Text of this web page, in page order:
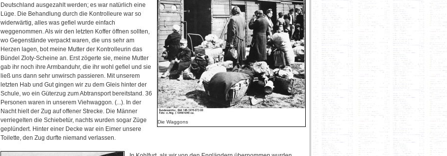
Die Waggons
Deutschland ausgezahlt werden; es war natürlich eine
Lüge. Die Behandlung durch die Kontrolleure war so
widerwärtig, alles was gefiel wurde einfach
weggenommen. Als wir den letzten Koffer öffnen sollten,
wo Gegenstände verpackt waren, die uns sehr am
Herzen lagen, bot meine Mutter der Kontrolleurin das
Bündel Zloty-Scheine an. Erst zögerte sie, meine Mutter
gab ihr noch ihre Armbanduhr, die ihr wohl gefiel und sie
ließ uns dann sehr unwirsch passieren. Mit unserem
letzten Hab und Gut gingen wir zu dem Gleis hinter der
Schule, wo ein Güterzug zum Abtransport bereitstand. 36
Personen waren in unserem Viehwaggon. (...). In der
Nacht hielt der Zug auf offener Strecke. Die Männer
verriegelten die Schiebetür, nachts wurden sogar Züge
geplündert. Hinter einer Decke war ein Eimer unsere
Toilette, den Zug durfte niemand verlassen.